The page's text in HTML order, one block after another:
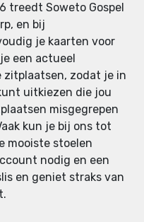
treedt Soweto Gospel
en bij
je kaarten voor
een actueel
zitplaatsen, zodat je in
uitkiezen die jou
misgegrepen
kun je bij ons tot
mooiste stoelen
nodig en een
en geniet straks van